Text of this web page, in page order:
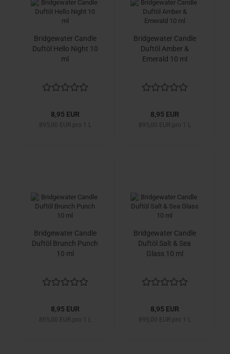
Bridgewater Candle
Duftöl Hello Night 10
ml
8,95 EUR
895,00 EUR pro 1 L
Bridgewater Candle
Duftöl Amber &
Emerald 10 ml
8,95 EUR
895,00 EUR pro 1 L
Bridgewater Candle
Duftöl Brunch Punch
10 ml
8,95 EUR
895,00 EUR pro 1 L
Bridgewater Candle
Duftöl Salt & Sea
Glass 10 ml
8,95 EUR
895,00 EUR pro 1 L